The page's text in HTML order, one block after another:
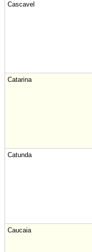
Cascavel
Catarina
Catunda
Caucaia